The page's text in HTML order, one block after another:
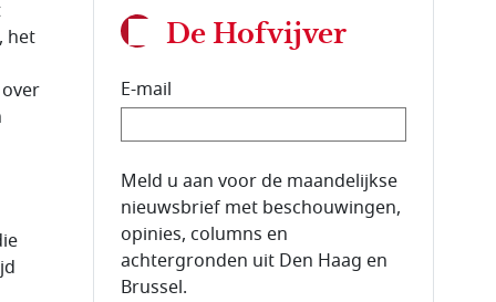
het
De Hofvijver
E-mail
E-mailadres van de abonnee.
Meld u aan voor de maandelijkse
nieuwsbrief met beschouwingen,
opinies, columns en
achtergronden uit Den Haag en
Brussel.